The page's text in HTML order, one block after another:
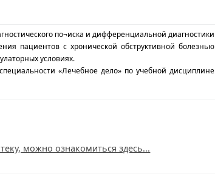
по¬иска и дифференциальной диагностики
пациентов с хронической обструктивной болезнью
условиях.
«Лечебное дело» по учебной дисциплине
можно ознакомиться здесь...